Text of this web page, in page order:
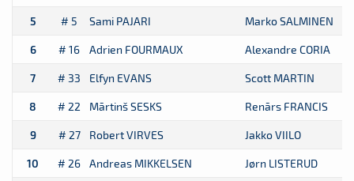
5 # 5 Sami PAJARI Marko SALMINEN
6 # 16 Adrien FOURMAUX Alexandre CORIA
7 # 33 Elfyn EVANS Scott MARTIN
8 # 22 Mārtinš SESKS Renārs FRANCIS
9 # 27 Robert VIRVES Jakko VIILO
10 # 26 Andreas MIKKELSEN Jørn LISTERUD